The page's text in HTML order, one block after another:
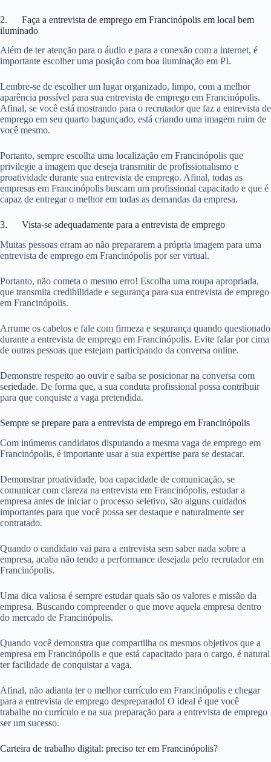
2. Faça a entrevista de emprego em Francinópolis em local bem
iluminado
Além de ter atenção para o áudio e para a conexão com a internet, é
importante escolher uma posição com boa iluminação em PI.
Lembre-se de escolher um lugar organizado, limpo, com a melhor
aparência possível para sua entrevista de emprego em Francinópolis.
Afinal, se você está mostrando para o recrutador que faz a entrevista de
emprego em seu quarto bagunçado, está criando uma imagem ruim de
você mesmo.
Portanto, sempre escolha uma localização em Francinópolis que
privilegie a imagem que deseja transmitir de profissionalismo e
proatividade durante sua entrevista de emprego. Afinal, todas as
empresas em Francinópolis buscam um profissional capacitado e que é
capaz de entregar o melhor em todas as demandas da empresa.
3. Vista-se adequadamente para a entrevista de emprego
Muitas pessoas erram ao não prepararem a própria imagem para uma
entrevista de emprego em Francinópolis por ser virtual.
Portanto, não cometa o mesmo erro! Escolha uma roupa apropriada,
que transmita credibilidade e segurança para sua entrevista de emprego
em Francinópolis.
Arrume os cabelos e fale com firmeza e segurança quando questionado
durante a entrevista de emprego em Francinópolis. Evite falar por cima
de outras pessoas que estejam participando da conversa online.
Demonstre respeito ao ouvir e saiba se posicionar na conversa com
seriedade. De forma que, a sua conduta profissional possa contribuir
para que conquiste a vaga pretendida.
Sempre se prepare para a entrevista de emprego em Francinópolis
Com inúmeros candidatos disputando a mesma vaga de emprego em
Francinópolis, é importante usar a sua expertise para se destacar.
Demonstrar proatividade, boa capacidade de comunicação, se
comunicar com clareza na entrevista em Francinópolis, estudar a
empresa antes de iniciar o processo seletivo, são alguns cuidados
importantes para que você possa ser destaque e naturalmente ser
contratado.
Quando o candidato vai para a entrevista sem saber nada sobre a
empresa, acaba não tendo a performance desejada pelo recrutador em
Francinópolis.
Uma dica valiosa é sempre estudar quais são os valores e missão da
empresa. Buscando compreender o que move aquela empresa dentro
do mercado de Francinópolis.
Quando você demonstra que compartilha os mesmos objetivos que a
empresa em Francinópolis e que está capacitado para o cargo, é natural
ter facilidade de conquistar a vaga.
Afinal, não adianta ter o melhor currículo em Francinópolis e chegar
para a entrevista de emprego despreparado! O ideal é que você
trabalhe no currículo e na sua preparação para a entrevista de emprego
ser um sucesso.
Carteira de trabalho digital: preciso ter em Francinópolis?